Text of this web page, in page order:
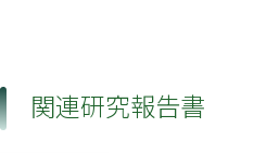
関連研究報告書